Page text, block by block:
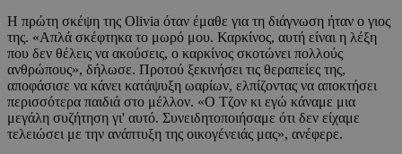
Η πρώτη σκέψη της Olivia όταν έμαθε για τη διάγνωση ήταν ο γιος
της. «Απλά σκέφτηκα το μωρό μου. Καρκίνος, αυτή είναι η λέξη
που δεν θέλεις να ακούσεις, ο καρκίνος σκοτώνει πολλούς
ανθρώπους», δήλωσε. Προτού ξεκινήσει τις θεραπείες της,
αποφάσισε να κάνει κατάψυξη ωαρίων, ελπίζοντας να αποκτήσει
περισσότερα παιδιά στο μέλλον. «Ο Τζον κι εγώ κάναμε μια
μεγάλη συζήτηση γι' αυτό. Συνειδητοποιήσαμε ότι δεν είχαμε
τελειώσει με την ανάπτυξη της οικογένειάς μας», ανέφερε.